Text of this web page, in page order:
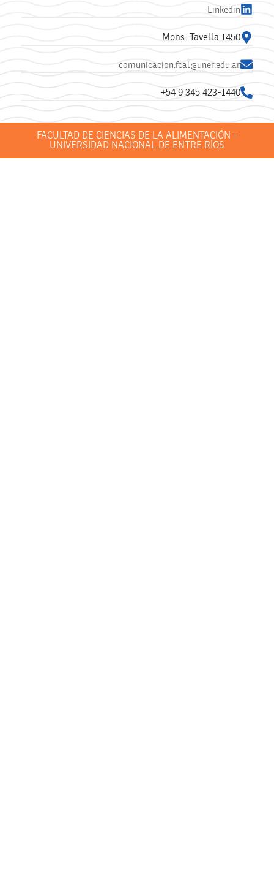
Linkedin
Mons. Tavella 1450
comunicacion.fcal@uner.edu.ar
+54 9 345 423-1440
FACULTAD DE CIENCIAS DE LA ALIMENTACIÓN -
UNIVERSIDAD NACIONAL DE ENTRE RÍOS